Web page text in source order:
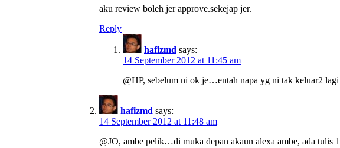
aku review boleh jer approve.sekejap jer.
Reply
hafizmd says:
14 September 2012 at 11:45 am
@HP, sebelum ni ok je…entah napa yg ni tak keluar2
hafizmd says:
14 September 2012 at 11:48 am
@JO, ambe pelik…di muka depan akaun alexa ambe, ada